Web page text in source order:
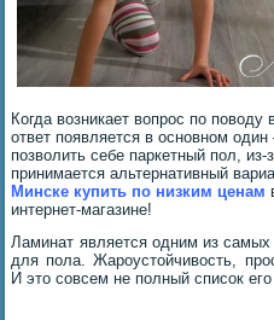
Когда возникает вопрос по
ответ появляется в основном
позволить себе паркетный пол,
принимается альтернативный
Минске купить по низким ценам
интернет-магазине!
Ламинат является одним из
для пола. Жароустойчивость,
И это совсем не полный список